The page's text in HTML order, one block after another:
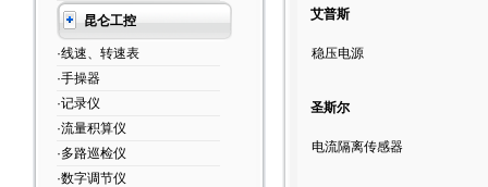
昆仑工控
·线速、转速表
·手操器
·记录仪
·流量积算仪
·多路巡检仪
·数字调节仪
艾普斯
稳压电源
圣斯尔
电流隔离传感器